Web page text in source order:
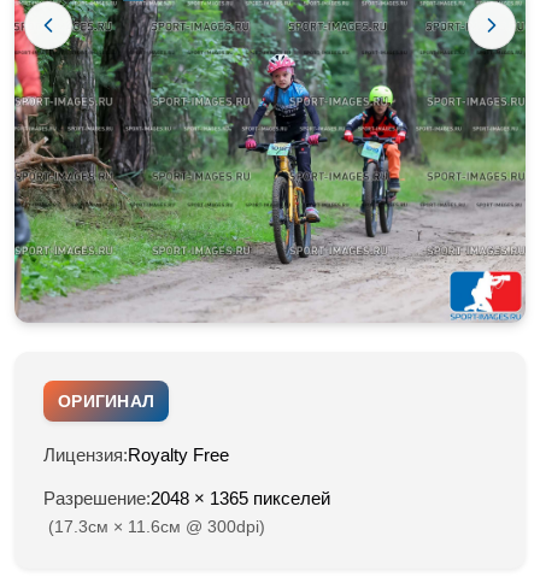
ОРИГИНАЛ
Лицензия:Royalty Free
Разрешение:2048 × 1365 пикселей
(17.3см × 11.6см @ 300dpi)